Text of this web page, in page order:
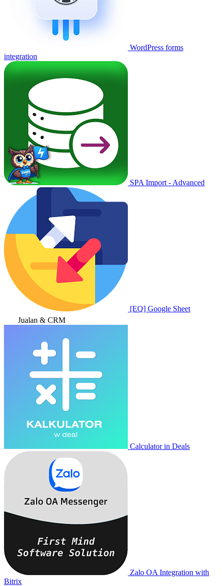
WordPress forms
integration
SPA Import - Advanced
[EQ] Google Sheet
Jualan & CRM
Calculator in Deals
Zalo OA Integration with
Bitrix